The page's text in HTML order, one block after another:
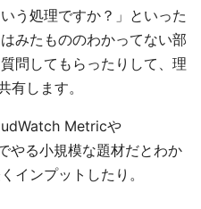
う処理ですか？」といった
みたもののわかってない部
問してもらったりして、理
します。
Metricや
やる小規模な題材だとわか
インプットしたり。